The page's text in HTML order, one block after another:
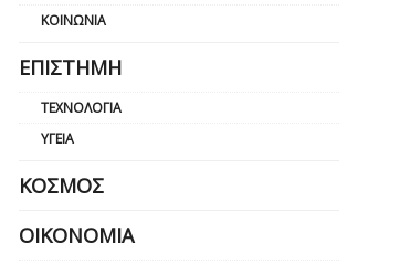
ΚΟΙΝΩΝΊΑ
ΕΠΙΣΤΉΜΗ
ΤΕΧΝΟΛΟΓΊΑ
ΥΓΕΊΑ
ΚΌΣΜΟΣ
ΟΙΚΟΝΟΜΊΑ